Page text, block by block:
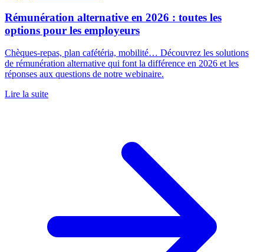
Rémunération alternative en 2026 : toutes les
options pour les employeurs
Chèques-repas, plan cafétéria, mobilité… Découvrez les solutions
de rémunération alternative qui font la différence en 2026 et les
réponses aux questions de notre webinaire.
Lire la suite